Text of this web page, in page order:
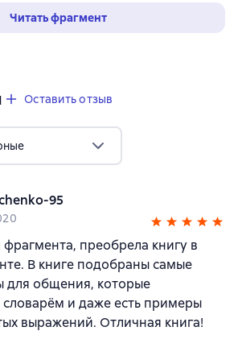
3 отзыва
Оставить отзыв
95
преобрела книгу в
В книге подобраны самые
для общения, которые
и даже есть примеры
выражений. Отличная книга!
Читать фрагмент